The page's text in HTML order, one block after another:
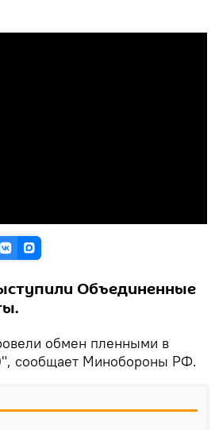
Объединенные
обмен пленными в
сообщает Минобороны РФ.